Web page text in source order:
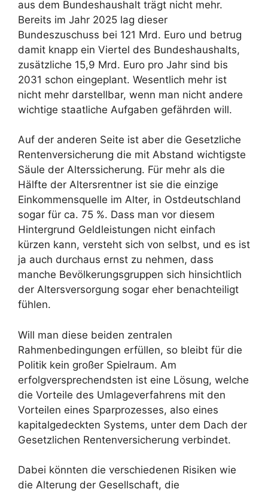
aus dem Bundeshaushalt trägt nicht mehr.
Bereits im Jahr 2025 lag dieser
Bundeszuschuss bei 121 Mrd. Euro und betrug
damit knapp ein Viertel des Bundeshaushalts,
zusätzliche 15,9 Mrd. Euro pro Jahr sind bis
2031 schon eingeplant. Wesentlich mehr ist
nicht mehr darstellbar, wenn man nicht andere
wichtige staatliche Aufgaben gefährden will.
Auf der anderen Seite ist aber die Gesetzliche
Rentenversicherung die mit Abstand wichtigste
Säule der Alterssicherung. Für mehr als die
Hälfte der Altersrentner ist sie die einzige
Einkommensquelle im Alter, in Ostdeutschland
sogar für ca. 75 %. Dass man vor diesem
Hintergrund Geldleistungen nicht einfach
kürzen kann, versteht sich von selbst, und es ist
ja auch durchaus ernst zu nehmen, dass
manche Bevölkerungsgruppen sich hinsichtlich
der Altersversorgung sogar eher benachteiligt
fühlen.
Will man diese beiden zentralen
Rahmenbedingungen erfüllen, so bleibt für die
Politik kein großer Spielraum. Am
erfolgversprechendsten ist eine Lösung, welche
die Vorteile des Umlageverfahrens mit den
Vorteilen eines Sparprozesses, also eines
kapitalgedeckten Systems, unter dem Dach der
Gesetzlichen Rentenversicherung verbindet.
Dabei könnten die verschiedenen Risiken wie
die Alterung der Gesellschaft, die